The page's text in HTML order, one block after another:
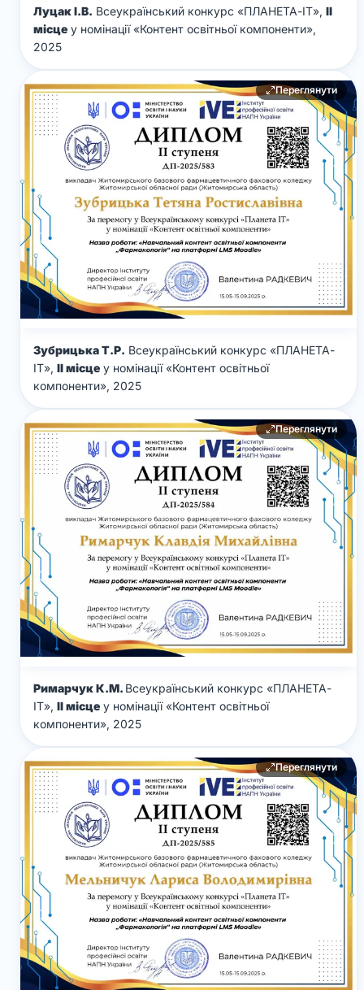
Луцак І.В. Всеукраїнський конкурс «ПЛАНЕТА-ІТ», ІІ
місце у номінації «Контент освітньої компоненти»,
2025
Переглянути
Зубрицька Т.Р. Всеукраїнський конкурс «ПЛАНЕТА-
ІТ», ІІ місце у номінації «Контент освітньої
компоненти», 2025
Переглянути
Римарчук К.М. Всеукраїнський конкурс «ПЛАНЕТА-
ІТ», ІІ місце у номінації «Контент освітньої
компоненти», 2025
Переглянути